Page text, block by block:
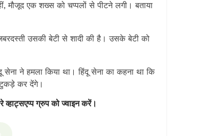
मौजूद एक शख्स को चप्पलों से पीटने लगी। बताया
उसकी बेटी से शादी की है। उसके बेटी को
ने हमला किया था। हिंदू सेना का कहना था कि
कर देंगे।
ग्रुप को ज्वाइन करें।